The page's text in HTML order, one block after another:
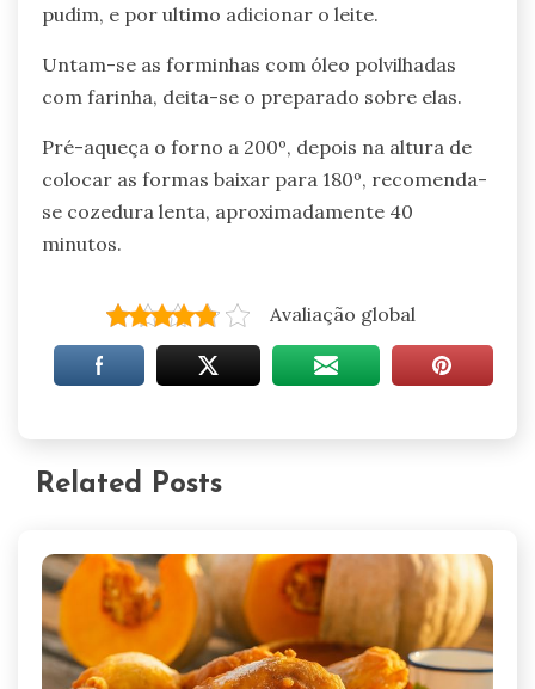
pudim, e por ultimo adicionar o leite.
Untam-se as forminhas com óleo polvilhadas
com farinha, deita-se o preparado sobre elas.
Pré-aqueça o forno a 200º, depois na altura de
colocar as formas baixar para 180º, recomenda-
se cozedura lenta, aproximadamente 40
minutos.
Avaliação global
Related Posts